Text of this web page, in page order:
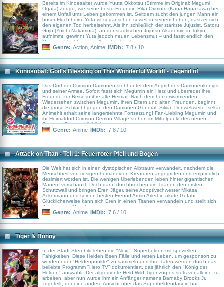
Bereits im Kindesalter wurde Yuuta Okkotsu (Stimme im Original: Megumi
Ogata) Zeuge, wie seine beste Freundin Rika Orimoto (Kana Hanazawa) bei
einem Unfall ums Leben gekommen ist. Seitdem sucht den jungen Mann ein
böser Fluch heim. Yuta ist sogar schon soweit in seinem Leben, dass er sich
den eigenen Tod herbeisehnt. Als ihn schließlich der stärkste Jujuzist, Satoru
Gojo (Yuichi Nakamura), an der städtischen Jujutsu-Akademie in Tokyo
aufnimmt, gewinnt Yuta jedoch neuen Lebensmut – und fasst endlich den
Mut, den Flucht ein für allemal zu brechen.
Genre: Action Anime IMDb: 7.8 / 10
Konosuba!: God's Blessing on This Wonderful World! - Legend of
Crimson Das Dorf der Crimson Damonen steht unter dem Angriff des Damonenkonigs
und seiner Armee. Sofort fasst sich Megumin ein Herz und uberredet ihre
Freunde zur Reise in ihre alte Heimat. Nach dem herzerwarmenden
Wiedersehen zwischen Megumin, ihren Eltern und alten Freunden, beginnt
die grose Schlacht gegen den Damonen-General: Silvia! Der weltweite Isekai-
Animehit erhalt seine langersehnte Fortsetzung! Fan-Liebling Megumin und
ihr Heimatdorf Crimson Demon Village stehen im Mittelpunkt des neuen
Comedy /Fantasy-Highlights.
Genre: Anime IMDb: 7.8 / 10
Attack on Titan - Teil 1: Feuerroter Pfeil und Bogen
Die Welt hat sich in einen dystopischen Albtraum verwandelt, nachdem die
Menschheit von riesigen humanoiden Kreaturen angegriffen und empfindlich
dezimiert worden ist. Die wenigen Überlebenden leben hinter gigantischen
Mauern verschanzt. Doch dann durchbrechen die Titanen den ersten
Schutzwall und bringen Eren Jäger, seine Adoptivschwester Mikasa
Ackermann und seinen besten Freund Armin Arlert in akute Gefahr.
Glücklicherweise kann sich Eren in einen Titanen verwandeln und stellt sich
den riesigen Monstern entgegen...
Genre: Anime IMDb: 7.6 / 10
Tiger & Bunny
In der Stadt Sternbild leben die "Next": Superhelden mit speziellen
Fähigkeiten. Diese Helden lösen Fälle und retten Leben, um gesponsort zu
werden oder "Heldenpunkte" zu sammeln und ihre Taten werden durch das
beliebte Programm "Hero TV" dokumentiert, das jährlich den "König der
Helden" auswählt. Der altgediente Held Wild Tiger zog es stets vor alleine zu
arbeiten, aber nun wurde ihm ein Anfänger namens Barnaby Brooks Jr.
zugeteilt, der eine andere Ansicht über das Superheldendasein hat.